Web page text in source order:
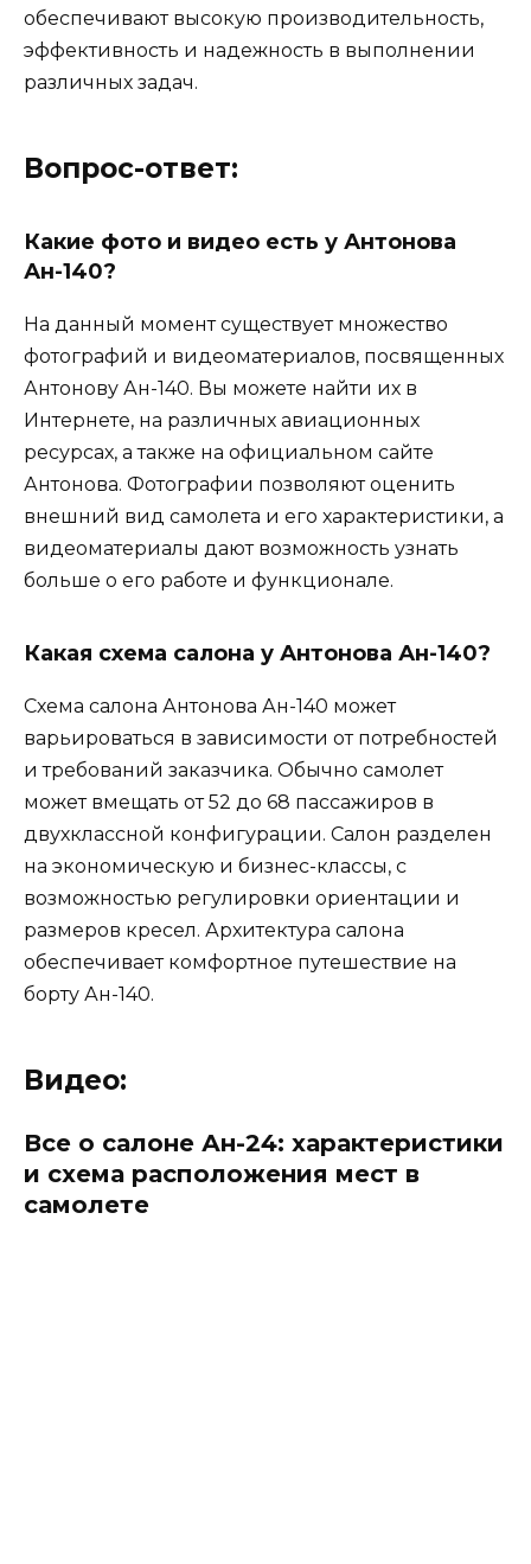
обеспечивают высокую производительность,
эффективность и надежность в выполнении
различных задач.
Вопрос-ответ:
Какие фото и видео есть у Антонова
Ан-140?
На данный момент существует множество
фотографий и видеоматериалов, посвященных
Антонову Ан-140. Вы можете найти их в
Интернете, на различных авиационных
ресурсах, а также на официальном сайте
Антонова. Фотографии позволяют оценить
внешний вид самолета и его характеристики, а
видеоматериалы дают возможность узнать
больше о его работе и функционале.
Какая схема салона у Антонова Ан-140?
Схема салона Антонова Ан-140 может
варьироваться в зависимости от потребностей
и требований заказчика. Обычно самолет
может вмещать от 52 до 68 пассажиров в
двухклассной конфигурации. Салон разделен
на экономическую и бизнес-классы, с
возможностью регулировки ориентации и
размеров кресел. Архитектура салона
обеспечивает комфортное путешествие на
борту Ан-140.
Видео:
Все о салоне Ан-24: характеристики
и схема расположения мест в
самолете